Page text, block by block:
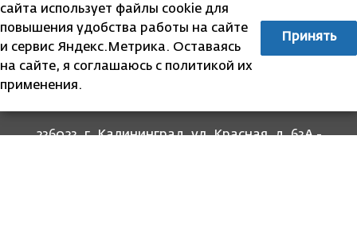
236023, г. Калининград, ул. Красная, д. 63А -
сайта использует файлы cookie для
повышения удобства работы на сайте
и сервис Яндекс.Метрика. Оставаясь
на сайте, я соглашаюсь с политикой их
применения.
Принять